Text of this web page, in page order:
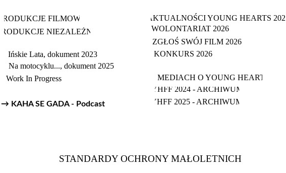
PRODUKCJE FILMOWE
PRODUKCJE NIEZALEŻNE
Work In Progress
YHFF 2025 - ARCHIWUM
YHFF 2024 - ARCHIWUM
W MEDIACH O YOUNG HEARTS
Ińskie Lata, dokument 2023
Na motocyklu..., dokument 2025
AKTUALNOŚCI YOUNG HEARTS 2026
WOLONTARIAT 2026
ZGŁOŚ SWÓJ FILM 2026
KONKURS 2026
→ KAHA SE GADA - Podcast
STANDARDY OCHRONY MAŁOLETNICH